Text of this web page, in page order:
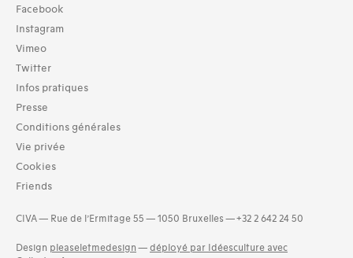
Collection
Bibliothèque (2514)
Typologies documents
Livres (2514)
Langues
Danois (1)
Grec (1)
Hongrois (3)
Letton (1)
and 11 more
Facebook
Instagram
Vimeo
Twitter
Infos pratiques
Presse
Conditions générales
Vie privée
Cookies
Friends
CIVA — Rue de l’Ermitage 55 — 1050 Bruxelles — +32 2 642 24 50
Design pleaseletmedesign — déployé par Idéesculture avec